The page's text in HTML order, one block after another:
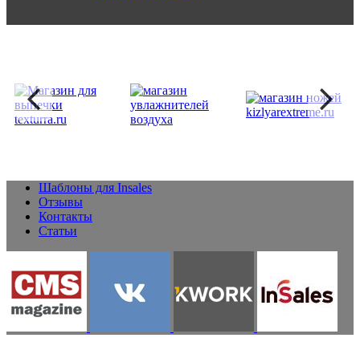
Шаблоны для Insales
Отзывы
Контакты
Статьи